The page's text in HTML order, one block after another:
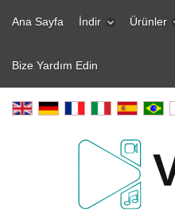
Ana Sayfa İndir Ürünler
Bize Yardım Edin